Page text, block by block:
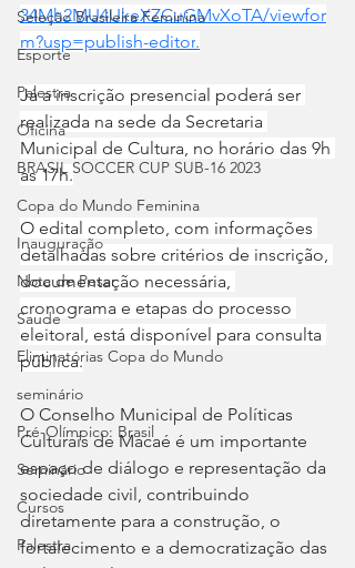
Seleção Brasileira Feminina
Esporte
Palestra
Oficina
BRASIL SOCCER CUP SUB-16 2023
Copa do Mundo Feminina
Inauguração
Nota de Pesar
Saude
Eliminatórias Copa do Mundo
seminário
Pré-Olímpico: Brasil
Seminário
Cursos
Palestra
34Mh2MU4UkeXZCuGMvXoTA/viewfor
m?usp=publish-editor.
Já a inscrição presencial poderá ser
realizada na sede da Secretaria
Municipal de Cultura, no horário das 9h
às 17h.
O edital completo, com informações
detalhadas sobre critérios de inscrição,
documentação necessária,
cronograma e etapas do processo
eleitoral, está disponível para consulta
pública.
O Conselho Municipal de Políticas
Culturais de Macaé é um importante
espaço de diálogo e representação da
sociedade civil, contribuindo
diretamente para a construção, o
fortalecimento e a democratização das